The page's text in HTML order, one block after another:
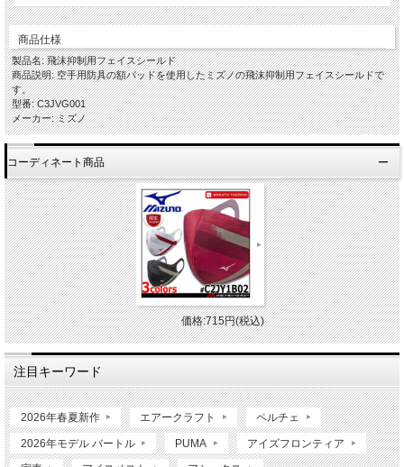
商品仕様
製品名: 飛沫抑制用フェイスシールド
商品説明: 空手用防具の額パッドを使用したミズノの飛沫抑制用フェイスシールドで
す。
型番: C3JVG001
メーカー: ミズノ
コーディネート商品
価格:715円(税込)
注目キーワード
2026年春夏新作 エアークラフト ペルチェ
2026年モデル バートル PUMA アイズフロンティア